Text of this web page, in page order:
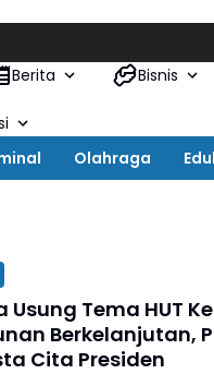
Berita Bisnis
Olahraga
Usung Tema HUT
Berkelanjutan,
Cita Presiden